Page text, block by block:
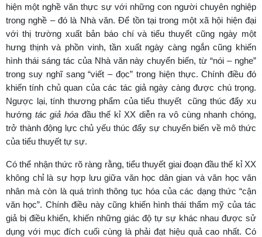
hiện một nghề văn thực sự với những con người chuyên nghiệp
trong nghề – đó là Nhà văn. Để tồn tại trong một xã hội hiện đại
với thị trường xuất bản báo chí và tiểu thuyết cũng ngày một
hưng thịnh và phồn vinh, tần xuất ngày càng ngắn cũng khiến
hình thái sáng tác của Nhà văn này chuyển biến, từ “nói – nghe”
trong suy nghĩ sang “viết – đọc” trong hiện thực. Chính điều đó
khiến tính chủ quan của các tác giả ngày càng được chú trọng.
Ngược lại, tính thương phẩm của tiểu thuyết cũng thúc đẩy xu
hướng tác giả hóa đầu thế kỉ XX diễn ra vô cùng nhanh chóng,
trở thành động lực chủ yếu thúc đẩy sự chuyển biến về mô thức
của tiểu thuyết tự sự.
Có thể nhận thức rõ ràng rằng, tiểu thuyết giai đoạn đầu thế kỉ XX
không chỉ là sự hợp lưu giữa văn học dân gian và văn học văn
nhân mà còn là quá trình thông tục hóa của các dạng thức “cận
văn học”. Chính điều này cũng khiến hình thái thẩm mỹ của tác
giả bị điều khiển, khiến những giác độ tự sự khác nhau được sử
dụng với mục đích cuối cùng là phải đạt hiệu quả cao nhất. Có